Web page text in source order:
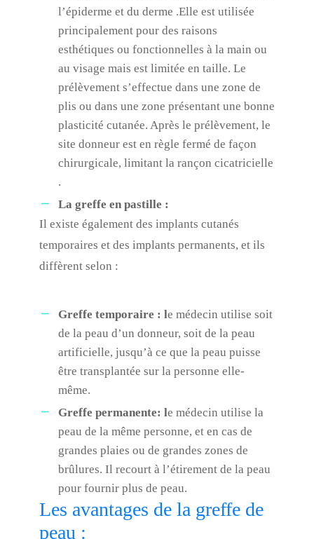
l’épiderme et du derme .Elle est utilisée
principalement pour des raisons
esthétiques ou fonctionnelles à la main ou
au visage mais est limitée en taille. Le
prélèvement s’effectue dans une zone de
plis ou dans une zone présentant une bonne
plasticité cutanée. Après le prélèvement, le
site donneur est en règle fermé de façon
chirurgicale, limitant la rançon cicatricielle
.
La greffe en pastille :
Il existe également des implants cutanés
temporaires et des implants permanents, et ils
diffèrent selon :
Greffe temporaire : le médecin utilise soit
de la peau d’un donneur, soit de la peau
artificielle, jusqu’à ce que la peau puisse
être transplantée sur la personne elle-
même.
Greffe permanente: le médecin utilise la
peau de la même personne, et en cas de
grandes plaies ou de grandes zones de
brûlures. Il recourt à l’étirement de la peau
pour fournir plus de peau.
Les avantages de la greffe de
peau :